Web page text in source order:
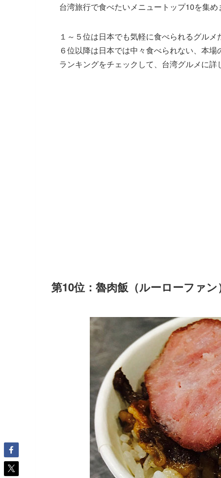
台湾旅行で食べたいメニュートップ10を集め
１～５位は日本でも気軽に食べられるグルメ
６位以降は日本では中々食べられない、本
ランキングをチェックして、台湾グルメに
第10位：魯肉飯（ルーローファン